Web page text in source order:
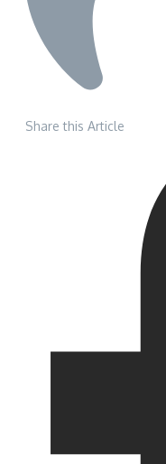
Share this Article